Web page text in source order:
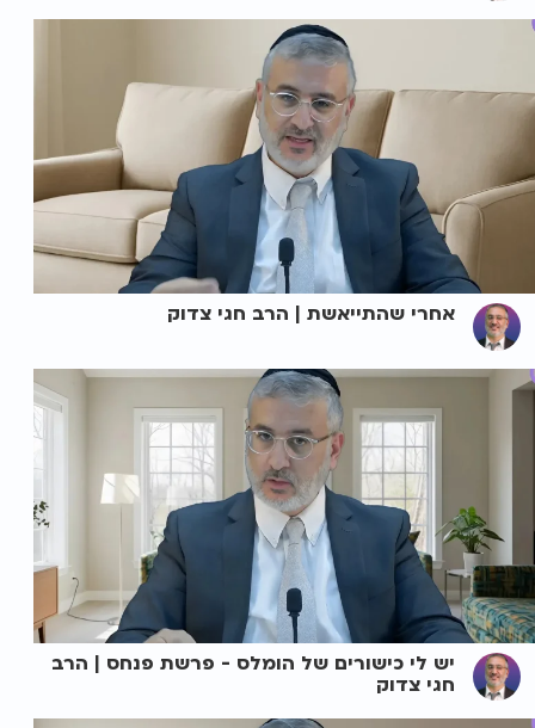
אחרי שהתייאשת | הרב חגי צדוק
יש לי כישורים של הומלס - פרשת פנחס | הרב
חגי צדוק